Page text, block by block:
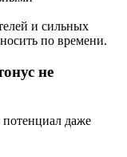
и сильных
по времени.
не
даже